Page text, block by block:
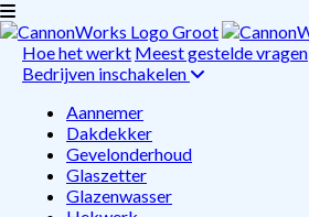
Hoe het werkt Meest gestelde vragen
Bedrijven inschakelen
Aannemer
Dakdekker
Gevelonderhoud
Glaszetter
Glazenwasser